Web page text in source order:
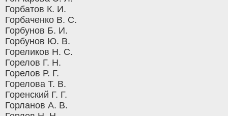
Горбатов К. И.
Горбаченко В. С.
Горбунов Б. И.
Горбунов Ю. В.
Гореликов Н. С.
Горелов Г. Н.
Горелов Р. Г.
Горелова Т. В.
Горенский Г. Г.
Горланов А. В.